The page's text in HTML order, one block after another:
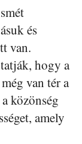
és
van.
hogy a
van tér a
közönség
amely